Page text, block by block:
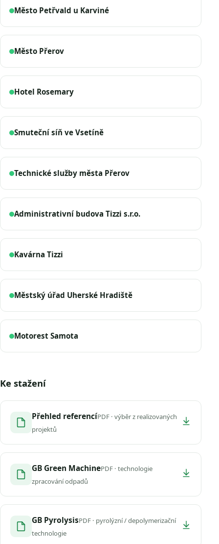
Město Petřvald u Karviné
Město Přerov
Hotel Rosemary
Smuteční síň ve Vsetíně
Technické služby města Přerov
Administrativní budova Tizzi s.r.o.
Kavárna Tizzi
Městský úřad Uherské Hradiště
Motorest Samota
Ke stažení
Přehled referencíPDF · výběr z realizovaných
projektů
GB Green MachinePDF · technologie
zpracování odpadů
GB PyrolysisPDF · pyrolýzní / depolymerizační
technologie